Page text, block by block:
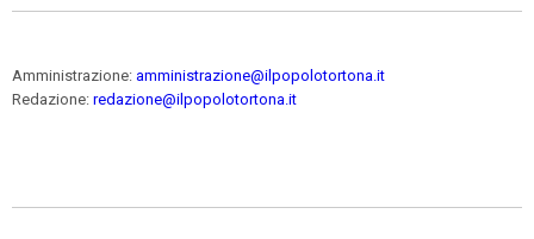
Amministrazione: amministrazione@ilpopolotortona.it
Redazione: redazione@ilpopolotortona.it